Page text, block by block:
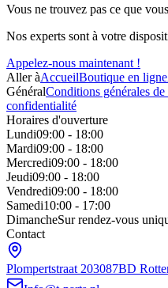
Vous ne trouvez pas ce que
Nos experts sont à votre
Appelez-nous maintenant !
Aller àAccueilBoutique en ligne
GénéralConditions générales de
confidentialité
Horaires d'ouverture
Lundi09:00 - 18:00
Mardi09:00 - 18:00
Mercredi09:00 - 18:00
Jeudi09:00 - 18:00
Vendredi09:00 - 18:00
Samedi10:00 - 17:00
DimancheSur rendez-vous
Contact
Plompertstraat 203087BD